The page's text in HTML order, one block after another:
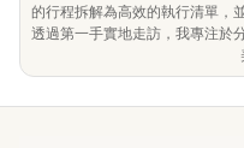
的行程拆解為高效的執行清單，
透過第一手實地走訪，我專注於